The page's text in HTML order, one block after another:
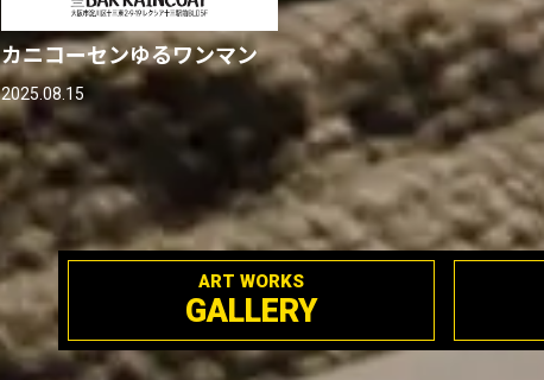
カニコーセンゆるワンマン
2025.08.15
ART WORKS
GALLERY